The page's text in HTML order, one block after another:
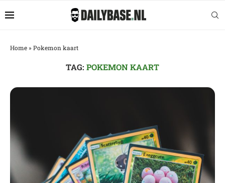
Home» Pokemon kaart
TAG: POKEMON KAART